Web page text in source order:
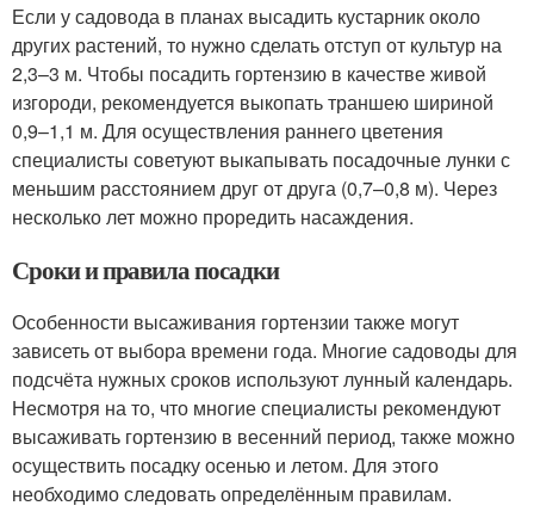
Если у садовода в планах высадить кустарник около
других растений, то нужно сделать отступ от культур на
2,3–3 м. Чтобы посадить гортензию в качестве живой
изгороди, рекомендуется выкопать траншею шириной
0,9–1,1 м. Для осуществления раннего цветения
специалисты советуют выкапывать посадочные лунки с
меньшим расстоянием друг от друга (0,7–0,8 м). Через
несколько лет можно проредить насаждения.
Сроки и правила посадки
Особенности высаживания гортензии также могут
зависеть от выбора времени года. Многие садоводы для
подсчёта нужных сроков используют лунный календарь.
Несмотря на то, что многие специалисты рекомендуют
высаживать гортензию в весенний период, также можно
осуществить посадку осенью и летом. Для этого
необходимо следовать определённым правилам.